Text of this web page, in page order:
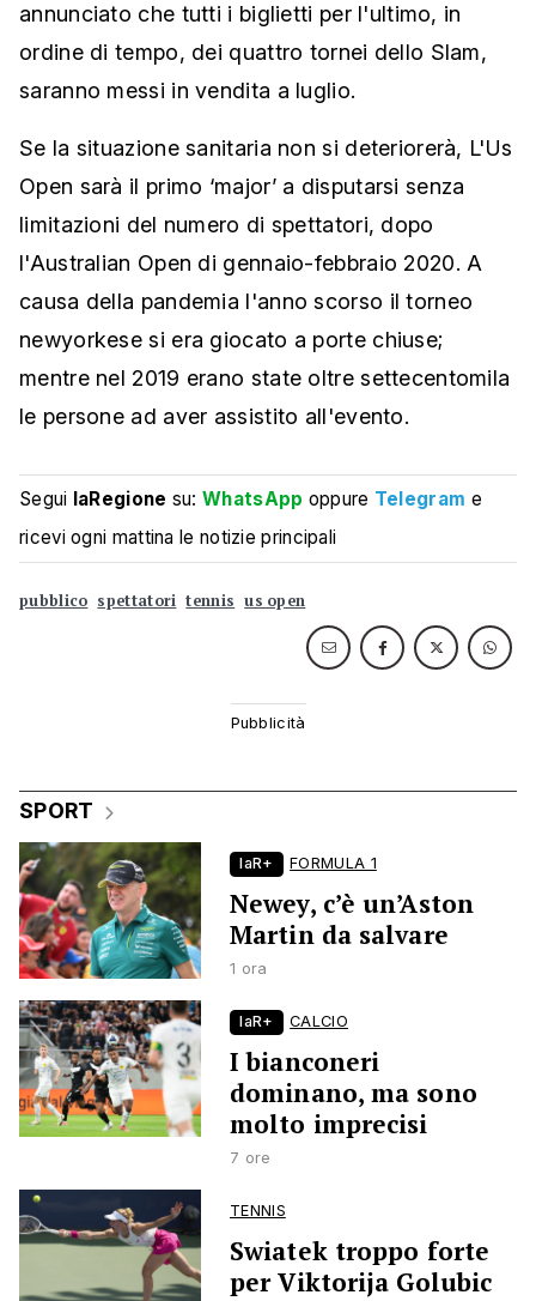
annunciato che tutti i biglietti per l'ultimo, in
ordine di tempo, dei quattro tornei dello Slam,
saranno messi in vendita a luglio.
Se la situazione sanitaria non si deteriorerà, L'Us
Open sarà il primo ‘major’ a disputarsi senza
limitazioni del numero di spettatori, dopo
l'Australian Open di gennaio-febbraio 2020. A
causa della pandemia l'anno scorso il torneo
newyorkese si era giocato a porte chiuse;
mentre nel 2019 erano state oltre settecentomila
le persone ad aver assistito all'evento.
Segui laRegione su:WhatsApp oppure Telegram e
ricevi ogni mattina le notizie principali
pubblico spettatori tennis us open
SPORT
laR+ FORMULA 1
Newey, c’è un’Aston
Martin da salvare
1 ora
laR+ CALCIO
I bianconeri
dominano, ma sono
molto imprecisi
7 ore
TENNIS
Swiatek troppo forte
per Viktorija Golubic